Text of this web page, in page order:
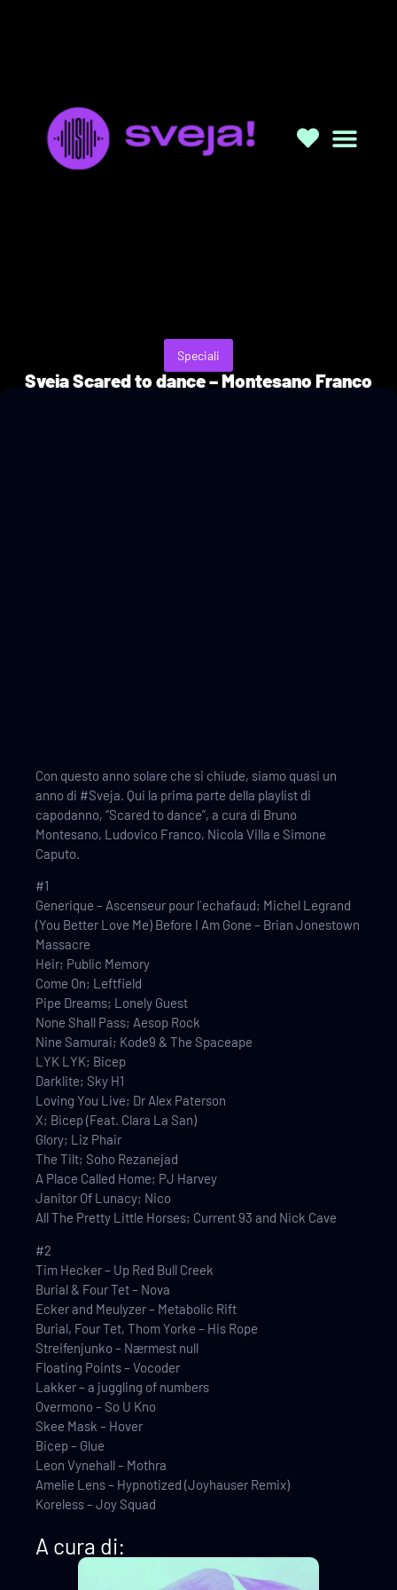
Speciali
Sveja Scared to dance – Montesano Franco
Con questo anno solare che si chiude, siamo quasi un
anno di #Sveja. Qui la prima parte della playlist di
capodanno, “Scared to dance”, a cura di Bruno
Montesano, Ludovico Franco, Nicola Villa e Simone
Caputo.
#1
Generique – Ascenseur pour l`echafaud; Michel Legrand
(You Better Love Me) Before I Am Gone – Brian Jonestown
Massacre
Heir; Public Memory
Come On; Leftfield
Pipe Dreams; Lonely Guest
None Shall Pass; Aesop Rock
Nine Samurai; Kode9 & The Spaceape
LYK LYK; Bicep
Darklite; Sky H1
Loving You Live; Dr Alex Paterson
X; Bicep (Feat. Clara La San)
Glory; Liz Phair
The Tilt; Soho Rezanejad
A Place Called Home; PJ Harvey
Janitor Of Lunacy; Nico
All The Pretty Little Horses; Current 93 and Nick Cave
#2
Tim Hecker – Up Red Bull Creek
Burial & Four Tet – Nova
Ecker and Meulyzer – Metabolic Rift
Burial, Four Tet, Thom Yorke – His Rope
Streifenjunko – Nærmest null
Floating Points – Vocoder
Lakker – a juggling of numbers
Overmono – So U Kno
Skee Mask – Hover
Bicep – Glue
Leon Vynehall – Mothra
Amelie Lens – Hypnotized (Joyhauser Remix)
Koreless – Joy Squad
A cura di: